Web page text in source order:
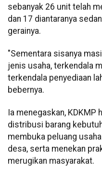
sebanyak 26 unit telah
dan 17 diantaranya
gerainya.
"Sementara sisanya
jenis usaha, terkendala
terkendala penyediaan
bebernya.
Ia menegaskan,
distribusi barang
membuka peluang
desa, serta menekan
merugikan masyarakat.